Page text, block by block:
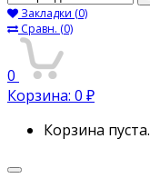
Закладки (0)
Сравн. (0)
0
Корзина: 0 ₽
Корзина пуста.
Переключить